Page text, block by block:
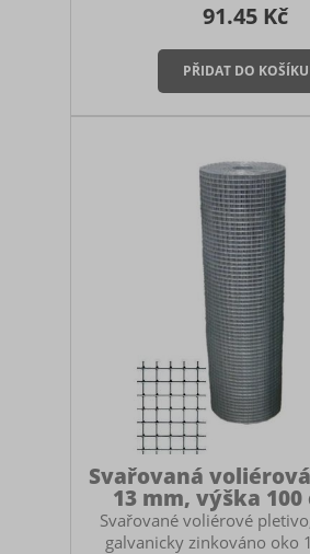
za 1 m) Použití Stavba
ohrádek, kurníků pro
stromků, záhonů a keřů
Oddělení prostoru ve
nebo hospodářských
Pletivo lze kdekoliv
svařovaným spojům se
nerozplete. Pl
91.45 Kč
Svařovaná
13 mm, výška 100
Svařované voliérové
galvanicky zinkováno oko